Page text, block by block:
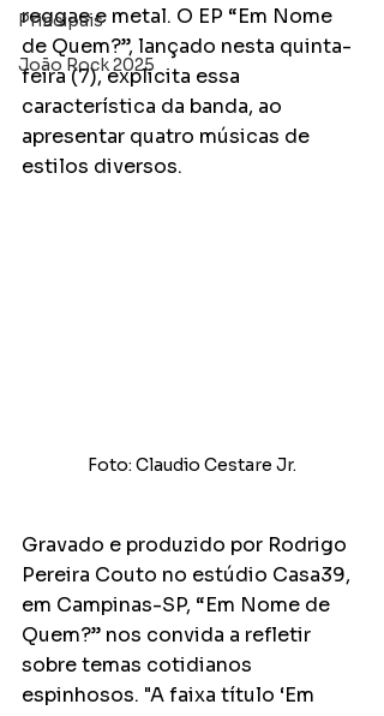
Principais
João Rock 2025
reggae e metal. O EP “Em Nome
de Quem?”, lançado nesta quinta-
feira (7), explicita essa
característica da banda, ao
apresentar quatro músicas de
estilos diversos.
Foto: Claudio Cestare Jr.
Gravado e produzido por Rodrigo
Pereira Couto no estúdio Casa39,
em Campinas-SP, “Em Nome de
Quem?” nos convida a refletir
sobre temas cotidianos
espinhosos. "A faixa título ‘Em